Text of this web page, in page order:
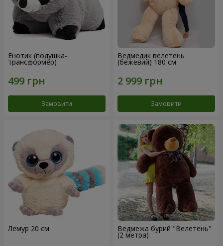
Енотик (подушка-
трансформер)
Замовити
Ведмедик велетень
(бежевий) 180 см
Замовити
Лемур 20 см Ведмежа бурий "Велетень"
(2 метра)